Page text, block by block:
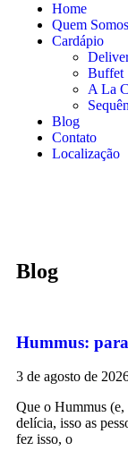
Home
Quem Somos
Cardápio
Buffet
A La
Blog
Contato
Localização
Blog
Hummus:
3 de agosto de
Que o Hummus
delícia, isso as
fez isso, o